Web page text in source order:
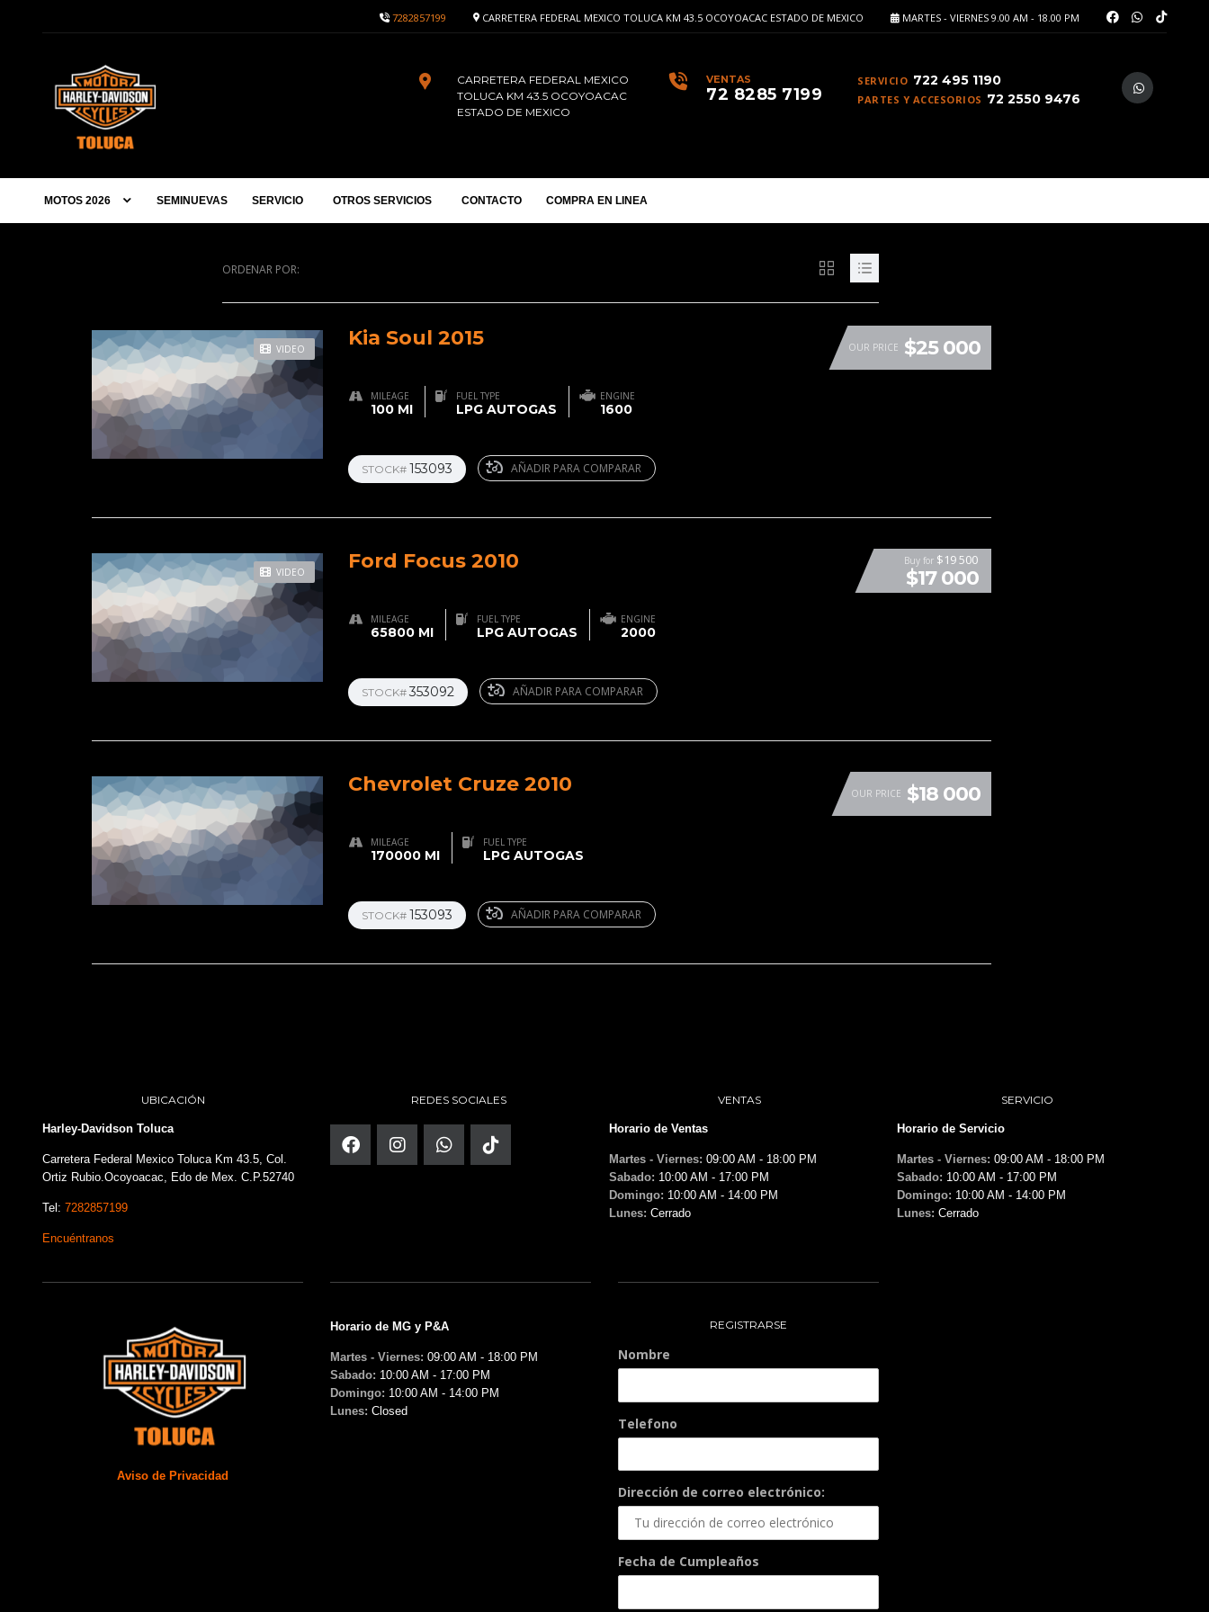
MARTES - VIERNES 9.00 AM - 18.00 PM
CARRETERA FEDERAL MEXICO TOLUCA KM 43.5 OCOYOACAC ESTADO DE MEXICO
7282857199
SERVICIO 722 495 1190
PARTES Y ACCESORIOS 72 2550 9476
VENTAS
72 8285 7199
CARRETERA FEDERAL MEXICO
TOLUCA KM 43.5 OCOYOACAC
ESTADO DE MEXICO
MOTOS 2026 SEMINUEVAS SERVICIO OTROS SERVICIOS CONTACTO COMPRA EN LINEA
ORDENAR POR:
VIDEO OUR PRICE $25 000
Kia Soul 2015
MILEAGE
100 MI
FUEL TYPE
LPG AUTOGAS
ENGINE
1600
STOCK# 153093 AÑADIR PARA COMPARAR
VIDEO
Buy for $19 500
$17 000
Ford Focus 2010
MILEAGE
65800 MI
FUEL TYPE
LPG AUTOGAS
ENGINE
2000
STOCK#353092 AÑADIR PARA COMPARAR
OUR PRICE $18 000
Chevrolet Cruze 2010
MILEAGE
170000 MI
FUEL TYPE
LPG AUTOGAS
STOCK# 153093 AÑADIR PARA COMPARAR
UBICACIÓN
Harley-Davidson Toluca
Carretera Federal Mexico Toluca Km 43.5, Col.
Ortiz Rubio.Ocoyoacac, Edo de Mex. C.P.52740
Tel: 7282857199
Encuéntranos
REDES SOCIALES VENTAS
Horario de Ventas
Martes - Viernes: 09:00 AM - 18:00 PM
Sabado: 10:00 AM - 17:00 PM
Domingo: 10:00 AM - 14:00 PM
Lunes: Cerrado
SERVICIO
Horario de Servicio
Martes - Viernes: 09:00 AM - 18:00 PM
Sabado: 10:00 AM - 17:00 PM
Domingo: 10:00 AM - 14:00 PM
Lunes: Cerrado
Aviso de Privacidad
Horario de MG y P&A
Martes - Viernes: 09:00 AM - 18:00 PM
Sabado: 10:00 AM - 17:00 PM
Domingo: 10:00 AM - 14:00 PM
Lunes: Closed
REGISTRARSE
Nombre
Telefono
Dirección de correo electrónico:
Fecha de Cumpleaños